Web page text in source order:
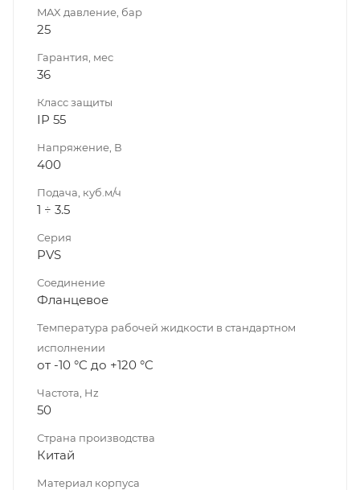
MAX давление, бар
25
Гарантия, мес
36
Класс защиты
IP 55
Напряжение, В
400
Подача, куб.м/ч
1 ÷ 3.5
Серия
PVS
Соединение
Фланцевое
Температура рабочей жидкости в стандартном
исполнении
от -10 °C до +120 °C
Частота, Hz
50
Страна производства
Китай
Материал корпуса